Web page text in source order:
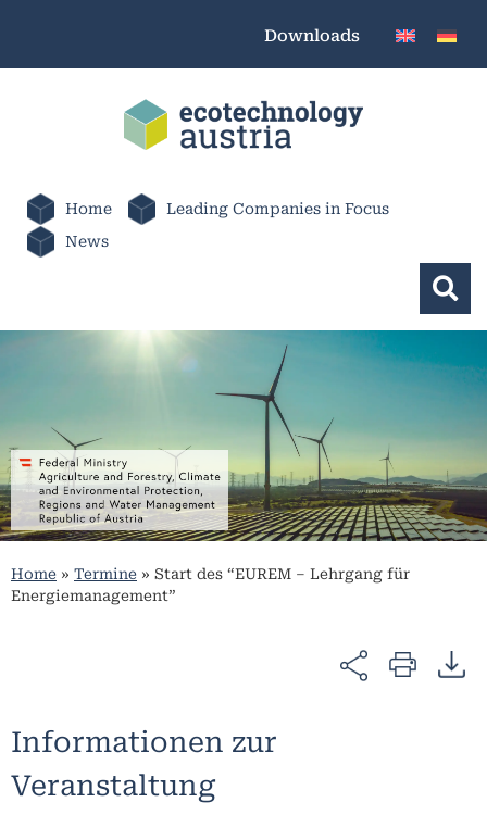
Downloads
Home
Leading Companies in Focus
News
Home » Termine » Start des “EUREM – Lehrgang für
Energiemanagement”
Informationen zur
Veranstaltung